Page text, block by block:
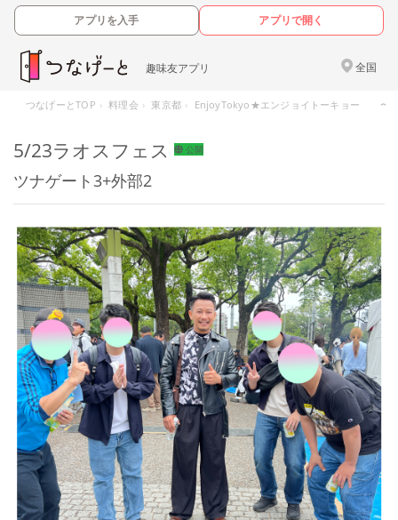
アプリを入手 アプリで開く
趣味友アプリ 全国
つなげーとTOP 料理会 東京都 EnjoyTokyo★エンジョイトーキョー 〜気
5/23ラオスフェス 公開
ツナゲート3+外部2